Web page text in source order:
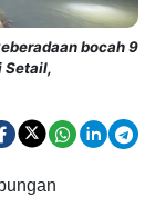
bocah 9
Setail,